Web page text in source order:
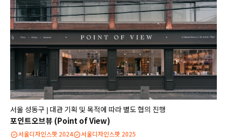
서울 성동구 | 대관 기획 및 목적에 따라 별도 협의 진행
포인트오브뷰 (Point of View)
서울디자인스팟 2024 서울디자인스팟 2025